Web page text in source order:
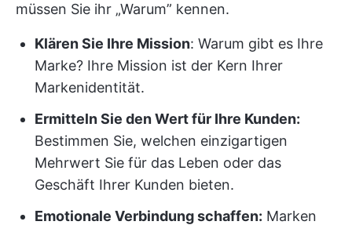
müssen Sie ihr „Warum” kennen.
Klären Sie Ihre Mission: Warum gibt es Ihre
Marke? Ihre Mission ist der Kern Ihrer
Markenidentität.
Ermitteln Sie den Wert für Ihre Kunden:
Bestimmen Sie, welchen einzigartigen
Mehrwert Sie für das Leben oder das
Geschäft Ihrer Kunden bieten.
Emotionale Verbindung schaffen: Marken